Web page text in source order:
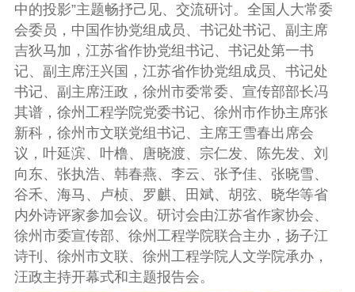
中的投影”主题畅抒己见、交流研讨。全国人大常委
会委员，中国作协党组成员、书记处书记、副主席
吉狄马加，江苏省作协党组书记、书记处第一书
记、副主席汪兴国，江苏省作协党组成员、书记处
书记、副主席汪政，徐州市委常委、宣传部部长冯
其谱，徐州工程学院党委书记、徐州市作协主席张
新科，徐州市文联党组书记、主席王雪春出席会
议，叶延滨、叶橹、唐晓渡、宗仁发、陈先发、刘
向东、张执浩、韩春燕、李云、张予佳、张晓雪、
谷禾、海马、卢桢、罗麒、田斌、胡弦、晓华等省
内外诗评家参加会议。研讨会由江苏省作家协会、
徐州市委宣传部、徐州工程学院联合主办，扬子江
诗刊、徐州市文联、徐州工程学院人文学院承办，
汪政主持开幕式和主题报告会。